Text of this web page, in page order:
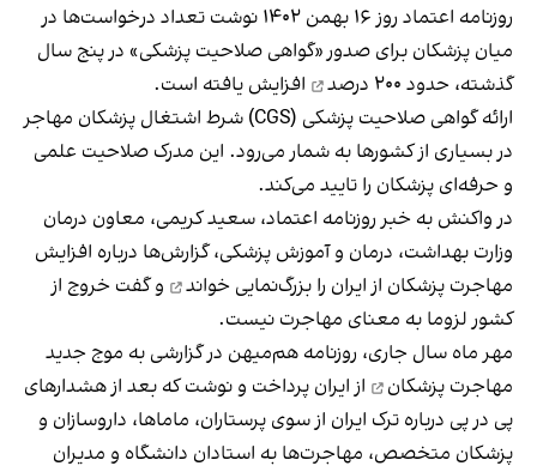
روزنامه اعتماد روز ۱۶ بهمن ۱۴۰۲ نوشت تعداد درخواست‌‌ها در
میان پزشکان برای صدور «گواهی صلاحیت پزشکی» در پنج سال
گذشته، حدود ۲۰۰ درصد
افزایش یافته است.
ارائه گواهی صلاحیت پزشکی (CGS) شرط اشتغال پزشکان مهاجر
در بسیاری از کشورها به شمار می‌رود. این مدرک صلاحیت علمی
و حرفه‌ای پزشکان را تایید می‌کند.
در واکنش به خبر روزنامه اعتماد، سعید کریمی، معاون درمان
وزارت بهداشت، درمان و آموزش پزشکی، گزارش‌ها درباره افزایش
مهاجرت پزشکان از ایران را بزرگ‌نمایی خواند
و گفت خروج از
کشور لزوما به معنای مهاجرت نیست.
مهر ماه سال جاری، روزنامه هم‌میهن در گزارشی به موج جدید
مهاجرت پزشکان
از ایران پرداخت و نوشت که بعد از هشدارهای
پی‌ در پی درباره ترک ایران از سوی پرستاران، ماماها‌، داروسازان و
پزشکان متخصص، مهاجرت‌ها به استادان دانشگاه و مدیران